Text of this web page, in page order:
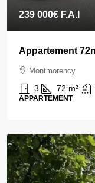
239 000€ F.A.I
Appartement
Montmorency
3 72 m²
APPARTEMENT